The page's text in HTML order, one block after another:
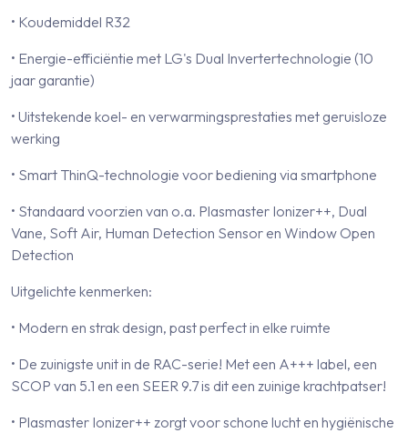
• Koudemiddel R32
• Energie-efficiëntie met LG's Dual Invertertechnologie (10
jaar garantie)
• Uitstekende koel- en verwarmingsprestaties met geruisloze
werking
• Smart ThinQ-technologie voor bediening via smartphone
• Standaard voorzien van o.a. Plasmaster Ionizer++, Dual
Vane, Soft Air, Human Detection Sensor en Window Open
Detection
Uitgelichte kenmerken:
• Modern en strak design, past perfect in elke ruimte
• De zuinigste unit in de RAC-serie! Met een A+++ label, een
SCOP van 5.1 en een SEER 9.7 is dit een zuinige krachtpatser!
• Plasmaster Ionizer++ zorgt voor schone lucht en hygiënische